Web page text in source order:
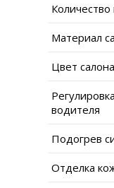
Количество
Материал
Цвет
водителя
Подогрев
Отделка